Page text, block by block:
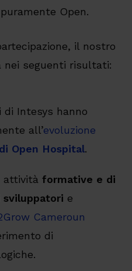
Open.
il nostro
nei seguenti risultati:
di Intesys hanno
all’evoluzione
Open Hospital.
attività formative e di
e
Cameroun
di